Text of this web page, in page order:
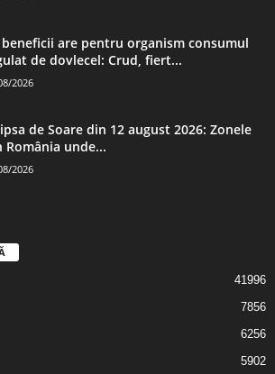
beneficii are pentru organism consumul
de dovlecel: Crud, fiert...
2026
de Soare din 12 august 2026: Zonele
România unde...
2026
41996
7856
6256
5902